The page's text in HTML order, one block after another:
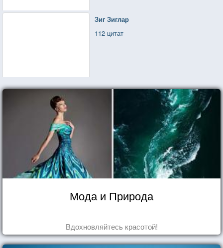
Зиг Зиглар
112 цитат
Мода и Природа
Вдохновляйтесь красотой!